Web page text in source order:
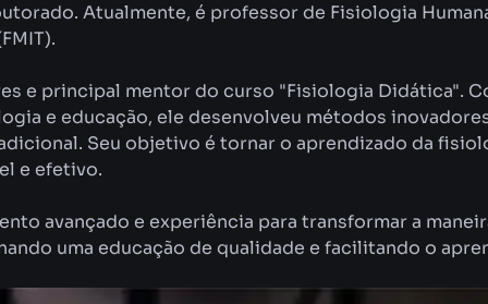
Atualmente, é professor de Fisiologia
e principal mentor do curso "Fisiologia Didática".
e educação, ele desenvolveu métodos
Seu objetivo é tornar o aprendizado da
e efetivo.
avançado e experiência para transformar a
uma educação de qualidade e facilitando o